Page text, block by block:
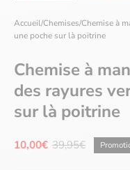
Accueil/Chemises/Chemise à
une poche sur là poitrine
Chemise à
des rayures
sur là poitrine
10,00€ 39,95€